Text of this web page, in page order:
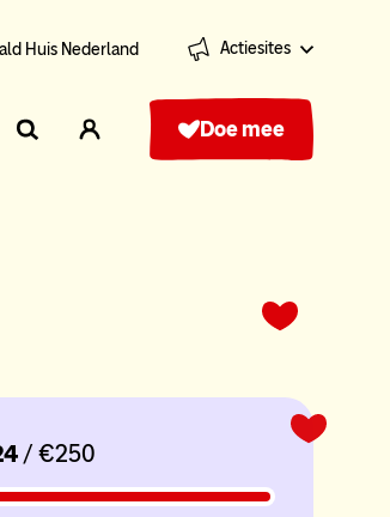
Huis Nederland Actiesites
Doe mee
/ €250